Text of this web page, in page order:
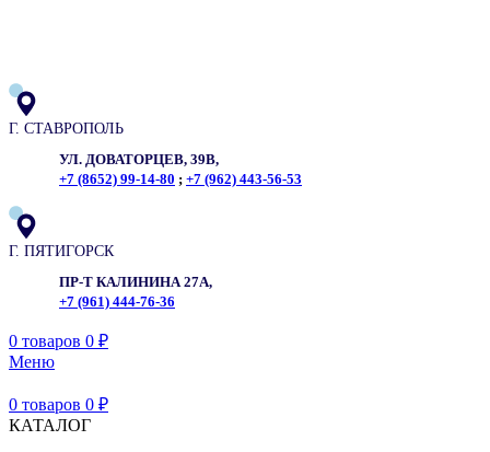
Г. СТАВРОПОЛЬ
УЛ. ДОВАТОРЦЕВ, 39В,
+7 (8652) 99-14-80 ; +7 (962) 443-56-53
Г. ПЯТИГОРСК
ПР-Т КАЛИНИНА 27А,
+7 (961) 444-76-36
0 товаров 0 ₽
Меню
0 товаров 0 ₽
КАТАЛОГ